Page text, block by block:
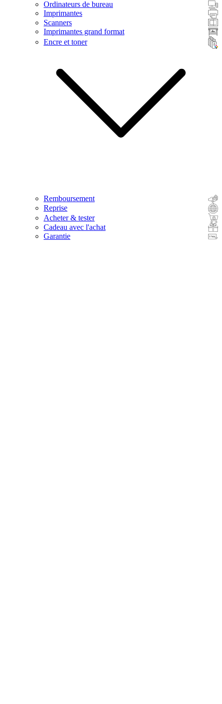
Ordinateurs de bureau
Imprimantes
Scanners
Imprimantes grand format
Encre et toner
Remboursement
Reprise
Acheter & tester
Cadeau avec l'achat
Garantie